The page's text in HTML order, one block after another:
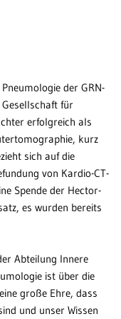
der GRN-
für
erfolgreich als
kurz
sich auf die
von Kardio-CT-
Spende der Hector-
es wurden bereits
Abteilung Innere
ist über die
große Ehre, dass
und unser Wissen